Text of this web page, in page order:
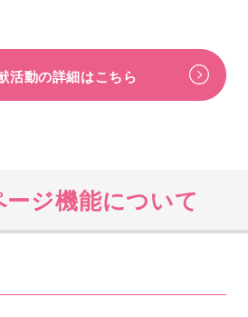
活動の詳細はこちら
ジ機能について